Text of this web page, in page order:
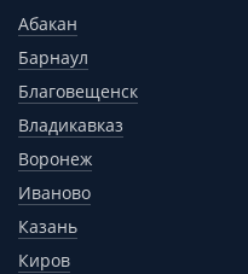
Абакан
Барнаул
Благовещенск
Владикавказ
Воронеж
Иваново
Казань
Киров